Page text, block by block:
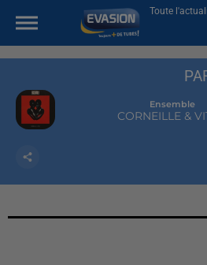
Toute
Ensemble
CORNEILLE &